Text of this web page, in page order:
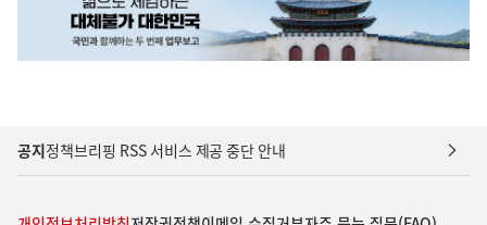
공지정책브리핑 RSS 서비스 제공 중단 안내